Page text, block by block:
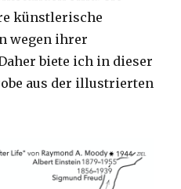
künstlerische
wegen ihrer
biete ich in dieser
aus der illustrierten